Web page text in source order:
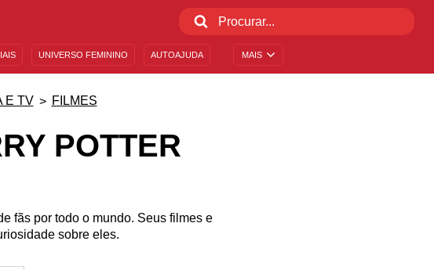
MAIS
UNIVERSO FEMININO AUTOAJUDA
E TV FILMES
POTTER
fãs por todo o mundo. Seus filmes e
sobre eles.